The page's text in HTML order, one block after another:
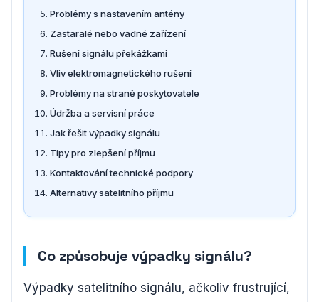
Problémy s nastavením antény
Zastaralé nebo vadné zařízení
Rušení signálu překážkami
Vliv elektromagnetického rušení
Problémy na straně poskytovatele
Údržba a servisní práce
Jak řešit výpadky signálu
Tipy pro zlepšení příjmu
Kontaktování technické podpory
Alternativy satelitního příjmu
Co způsobuje výpadky signálu?
Výpadky satelitního signálu, ačkoliv frustrující,